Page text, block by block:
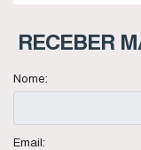
RECEBER
Nome:
Email: